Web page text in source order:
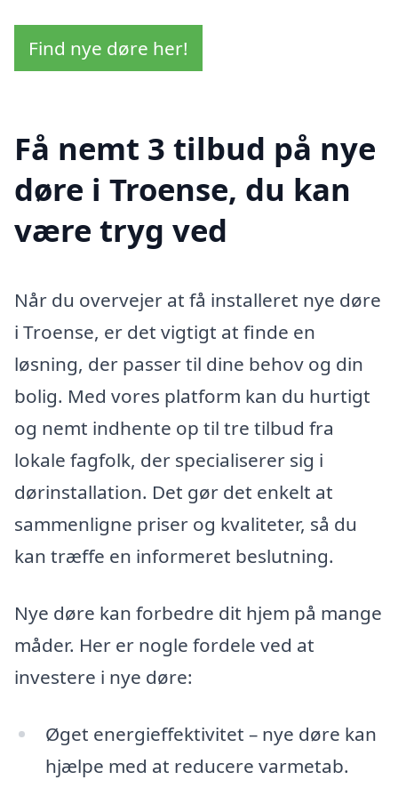
Find nye døre her!
Få nemt 3 tilbud på nye
døre i Troense, du kan
være tryg ved
Når du overvejer at få installeret nye døre
i Troense, er det vigtigt at finde en
løsning, der passer til dine behov og din
bolig. Med vores platform kan du hurtigt
og nemt indhente op til tre tilbud fra
lokale fagfolk, der specialiserer sig i
dørinstallation. Det gør det enkelt at
sammenligne priser og kvaliteter, så du
kan træffe en informeret beslutning.
Nye døre kan forbedre dit hjem på mange
måder. Her er nogle fordele ved at
investere i nye døre:
Øget energieffektivitet – nye døre kan
hjælpe med at reducere varmetab.